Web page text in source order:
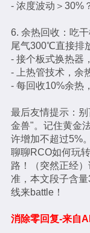
- 浓度波动＞30%
6. 余热回收：吃
尾气300℃直接排
- 接个板式换热器
- 上热管技术，余
- 每回收10%余热
最后友情提示：
金兽"。记住黄金
许增加不超过5%
聊聊RCO如何玩
路！（突然正经
准，本文段子含
线来battle！
消除零回复-来自